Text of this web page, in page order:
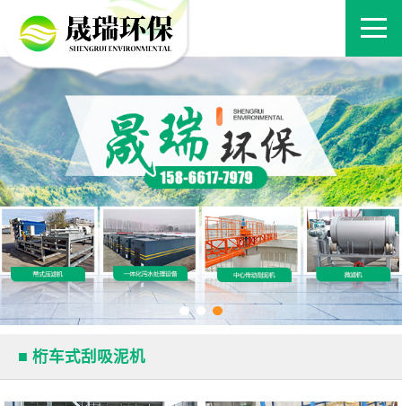
■ 桁车式刮吸泥机